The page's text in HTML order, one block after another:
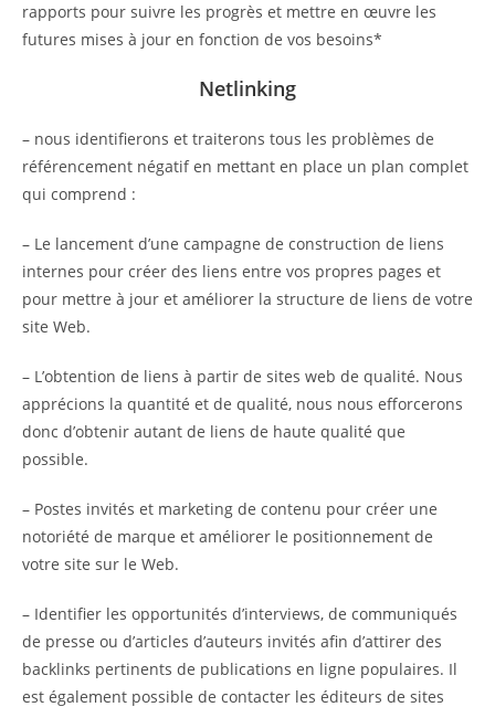
rapports pour suivre les progrès et mettre en œuvre les
futures mises à jour en fonction de vos besoins*
Netlinking
– nous identifierons et traiterons tous les problèmes de
référencement négatif en mettant en place un plan complet
qui comprend :
– Le lancement d’une campagne de construction de liens
internes pour créer des liens entre vos propres pages et
pour mettre à jour et améliorer la structure de liens de votre
site Web.
– L’obtention de liens à partir de sites web de qualité. Nous
apprécions la quantité et de qualité, nous nous efforcerons
donc d’obtenir autant de liens de haute qualité que
possible.
– Postes invités et marketing de contenu pour créer une
notoriété de marque et améliorer le positionnement de
votre site sur le Web.
– Identifier les opportunités d’interviews, de communiqués
de presse ou d’articles d’auteurs invités afin d’attirer des
backlinks pertinents de publications en ligne populaires. Il
est également possible de contacter les éditeurs de sites